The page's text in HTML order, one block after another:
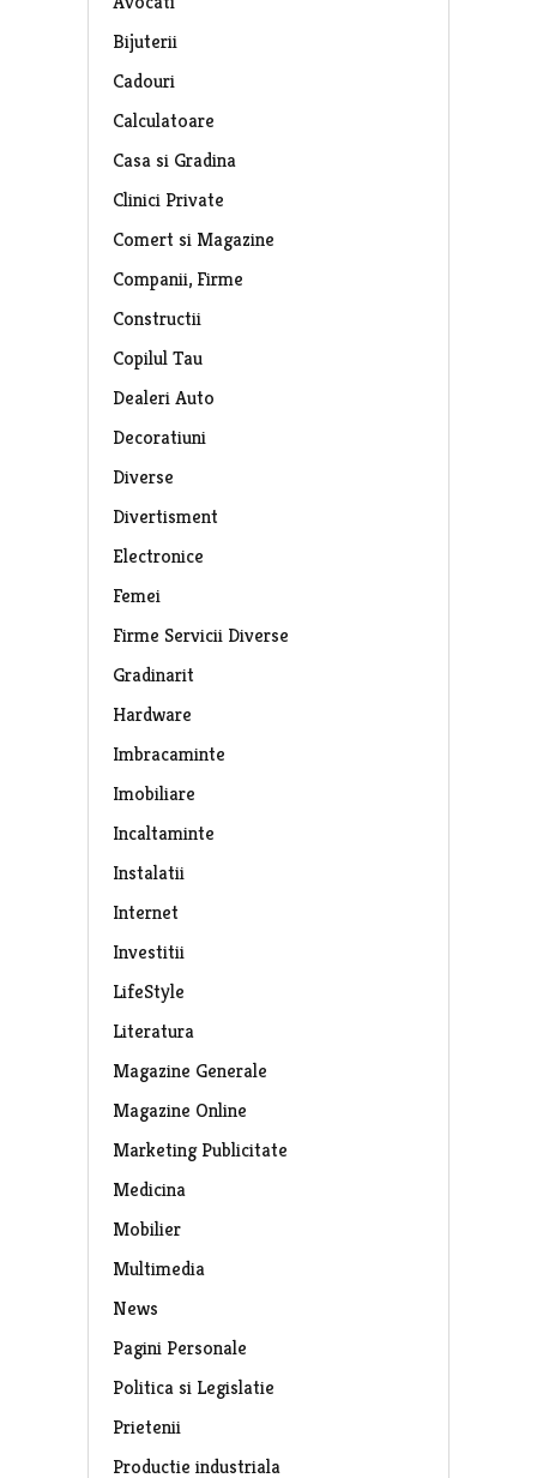
Bijuterii
Cadouri
Calculatoare
Casa si Gradina
Clinici Private
Comert si Magazine
Companii, Firme
Constructii
Copilul Tau
Dealeri Auto
Decoratiuni
Diverse
Divertisment
Electronice
Femei
Firme Servicii Diverse
Gradinarit
Hardware
Imbracaminte
Imobiliare
Incaltaminte
Instalatii
Internet
Investitii
LifeStyle
Literatura
Magazine Generale
Magazine Online
Marketing Publicitate
Medicina
Mobilier
Multimedia
News
Pagini Personale
Politica si Legislatie
Prietenii
Productie industriala